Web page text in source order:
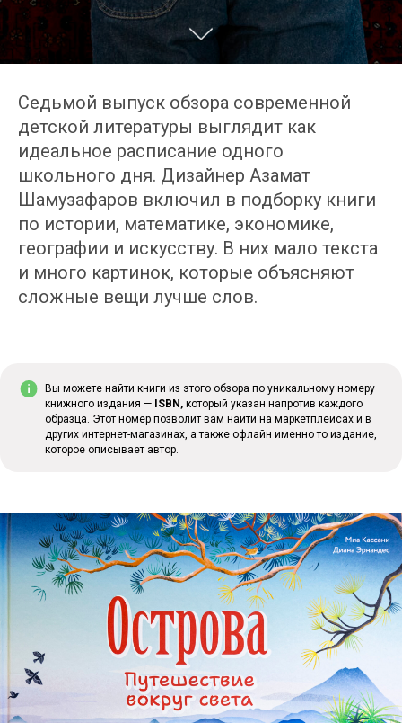
Седьмой выпуск обзора современной
детской литературы выглядит как
идеальное расписание одного
школьного дня. Дизайнер Азамат
Шамузафаров включил в подборку книги
по истории, математике, экономике,
географии и искусству. В них мало текста
и много картинок, которые объясняют
сложные вещи лучше слов.
Вы можете найти книги из этого обзора по уникальному номеру
книжного издания — ISBN, который указан напротив каждого
образца. Этот номер позволит вам найти на маркетплейсах и в
других интернет-магазинах, а также офлайн именно то издание,
которое описывает автор.